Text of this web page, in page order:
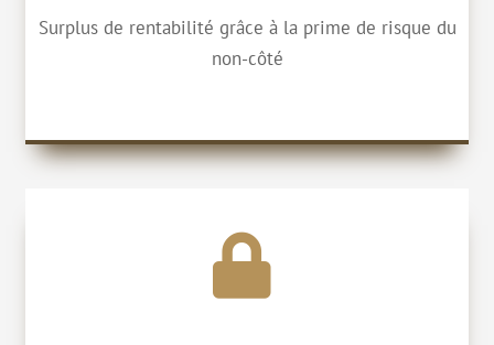
Surplus de rentabilité grâce à la prime de risque du
non-côté